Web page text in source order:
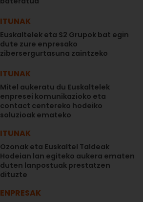
ITUNAK
Euskaltelek eta S2 Grupok bat egin
dute zure enpresako
zibersergurtasuna zaintzeko
ITUNAK
Mitel aukeratu du Euskaltelek
enpresei komunikazioko eta
contact centereko hodeiko
soluzioak emateko
ITUNAK
Ozonak eta Euskaltel Taldeak
Hodeian lan egiteko aukera ematen
duten lanpostuak prestatzen
dituzte
ENPRESAK